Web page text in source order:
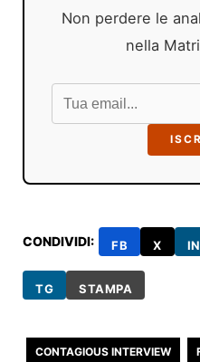
Non perdere le
nella
CONDIVIDI: FB X IN
TG STAMPA
CONTAGIOUS INTERVIEW